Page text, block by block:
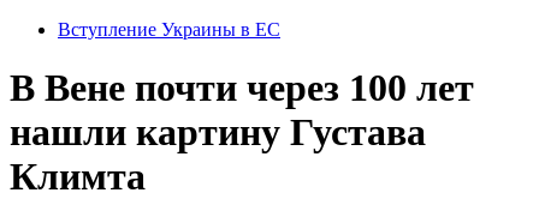
Вступление Украины в ЕС
В Вене почти через 100 лет
нашли картину Густава
Климта